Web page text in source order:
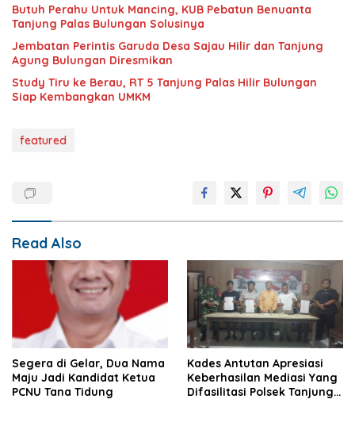
Butuh Perahu Untuk Mancing, KUB Pebatun Benuanta
Tanjung Palas Bulungan Solusinya
Jembatan Perintis Garuda Desa Sajau Hilir dan Tanjung
Agung Bulungan Diresmikan
Study Tiru ke Berau, RT 5 Tanjung Palas Hilir Bulungan
Siap Kembangkan UMKM
featured
Read Also
Segera di Gelar, Dua Nama
Maju Jadi Kandidat Ketua
PCNU Tana Tidung
Kades Antutan Apresiasi
Keberhasilan Mediasi Yang
Difasilitasi Polsek Tanjung